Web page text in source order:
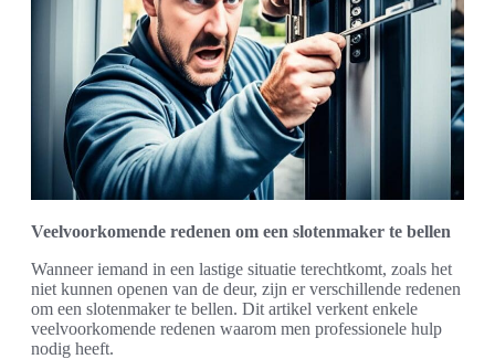
Veelvoorkomende redenen om een slotenmaker te bellen
Wanneer iemand in een lastige situatie terechtkomt, zoals het
niet kunnen openen van de deur, zijn er verschillende redenen
om een slotenmaker te bellen. Dit artikel verkent enkele
veelvoorkomende redenen waarom men professionele hulp
nodig heeft.